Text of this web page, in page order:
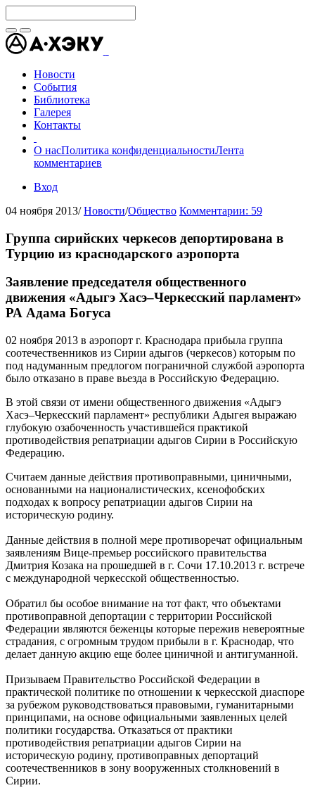
Новости
События
Библиотека
Галерея
Контакты
О насПолитика конфиденциальностиЛента
комментариев
Вход
04 ноября 2013/ Новости/Общество Комментарии: 59
Группа сирийских черкесов депортирована в
Турцию из краснодарского аэропорта
Заявление председателя общественного
движения «Адыгэ Хасэ–Черкесский парламент»
РА Адама Богуса
02 ноября 2013 в аэропорт г. Краснодара прибыла группа
соотечественников из Сирии адыгов (черкесов) которым по
под надуманным предлогом пограничной службой аэропорта
было отказано в праве вьезда в Российскую Федерацию.
В этой связи от имени общественного движения «Адыгэ
Хасэ–Черкесский парламент» республики Адыгея выражаю
глубокую озабоченность участившейся практикой
противодействия репатриации адыгов Сирии в Российскую
Федерацию.
Считаем данные действия противоправными, циничными,
основанными на националистических, ксенофобских
подходах к вопросу репатриации адыгов Сирии на
историческую родину.
Данные действия в полной мере противоречат официальным
заявлениям Вице-премьер российского правительства
Дмитрия Козака на прошедшей в г. Сочи 17.10.2013 г. встрече
с международной черкесской общественностью.
Обратил бы особое внимание на тот факт, что объектами
противоправной депортации с территории Российской
Федерации являются беженцы которые пережив невероятные
страдания, с огромным трудом прибыли в г. Краснодар, что
делает данную акцию еще более циничной и антигуманной.
Призываем Правительство Российской Федерации в
практической политике по отношении к черкесской диаспоре
за рубежом руководствоваться правовыми, гуманитарными
принципами, на основе официальными заявленных целей
политики государства. Отказаться от практики
противодействия репатриации адыгов Сирии на
историческую родину, противоправных депортаций
соотечественников в зону вооруженных столкновений в
Сирии.